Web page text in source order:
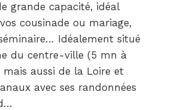
grande capacité, idéal
cousinade ou mariage,
Idéalement situé
du centre-ville (5 mn à
mais aussi de la Loire et
avec ses randonnées